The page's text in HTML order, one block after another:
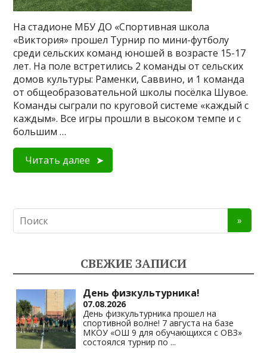
На стадионе МБУ ДО «Спортивная школа
«Виктория» прошел Турнир по мини-футболу
среди сельских команд юношей в возрасте 15-17
лет. На поле встретились 2 команды от сельских
домов культуры: Раменки, Саввино, и 1 команда
от общеобразовательной школы посёлка Шувое.
Команды сыграли по круговой системе «каждый с
каждым». Все игры прошли в высоком темпе и с
большим …
Читать далее
СВЕЖИЕ ЗАПИСИ
День физкультурника!
07.08.2026
День физкультурника прошел на
спортивной волне! 7 августа на базе
МКОУ «ОШ 9 для обучающихся с ОВЗ»
состоялся турнир по ...